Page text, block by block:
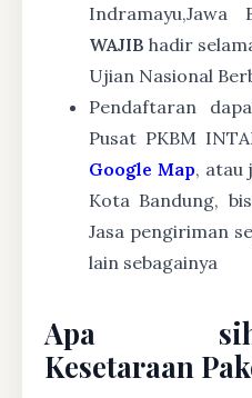
WAJIB hadir
Ujian Nasional
Pendaftaran
Pusat PKBM
Google Map, atau
Kota Bandung,
Jasa pengiriman
lain sebagainya
Apa
Kesetaraan